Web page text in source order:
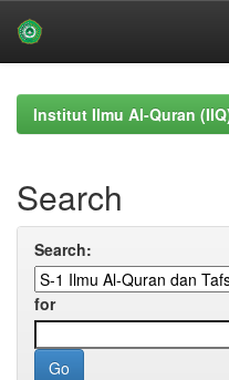
navigationInstitut Ilmu Al-Quran
Search
Search:
for